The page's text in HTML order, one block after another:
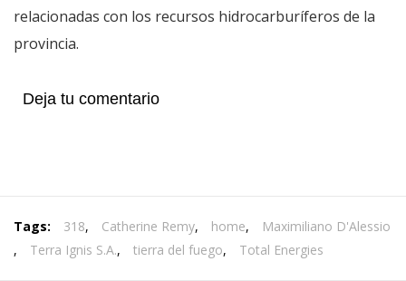
relacionadas con los recursos hidrocarburíferos de la
provincia.
Deja tu comentario
Tags: 318, Catherine Remy, home,
Maximiliano D'Alessio
,
Terra Ignis S.A., tierra del fuego, Total Energies